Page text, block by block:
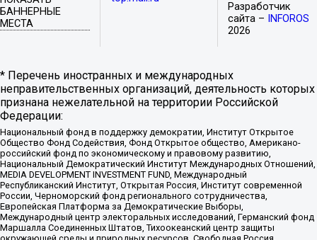
БАННЕРНЫЕ
МЕСТА
Разработчик
сайта –
INFOROS
2026
* Перечень иностранных и международных
неправительственных организаций, деятельность которых
признана нежелательной на территории Российской
Федерации:
Национальный фонд в поддержку демократии, Институт Открытое
Общество Фонд Содействия, Фонд Открытое общество, Американо-
российский фонд по экономическому и правовому развитию,
Национальный Демократический Институт Международных Отношений,
MEDIA DEVELOPMENT INVESTMENT FUND, Международный
Республиканский Институт, Открытая Россия, Институт современной
России, Черноморский фонд регионального сотрудничества,
Европейская Платформа за Демократические Выборы,
Международный центр электоральных исследований, Германский фонд
Маршалла Соединенных Штатов, Тихоокеанский центр защиты